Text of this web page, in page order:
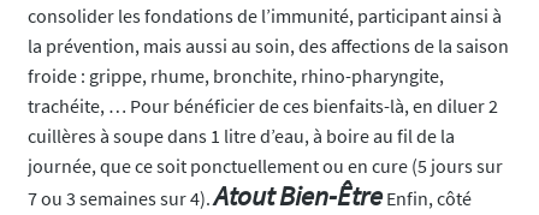
consolider les fondations de l’immunité, participant ainsi à
la prévention, mais aussi au soin, des affections de la saison
froide : grippe, rhume, bronchite, rhino-pharyngite,
trachéite, … Pour bénéficier de ces bienfaits-là, en diluer 2
cuillères à soupe dans 1 litre d’eau, à boire au fil de la
journée, que ce soit ponctuellement ou en cure (5 jours sur
7 ou 3 semaines sur 4).Atout Bien-ÊtreEnfin, côté